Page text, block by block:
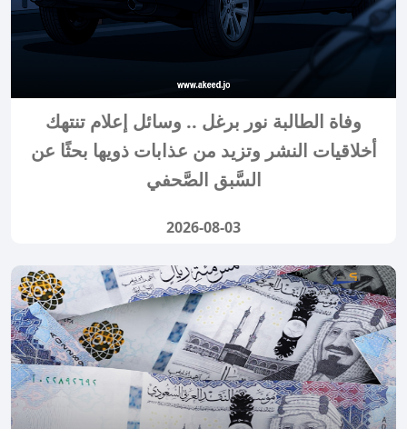
وفاة الطالبة نور برغل .. وسائل إعلام تنتهك
أخلاقيات النشر وتزيد من عذابات ذويها بحثًا عن
السَّبق الصَّحفي
2026-08-03